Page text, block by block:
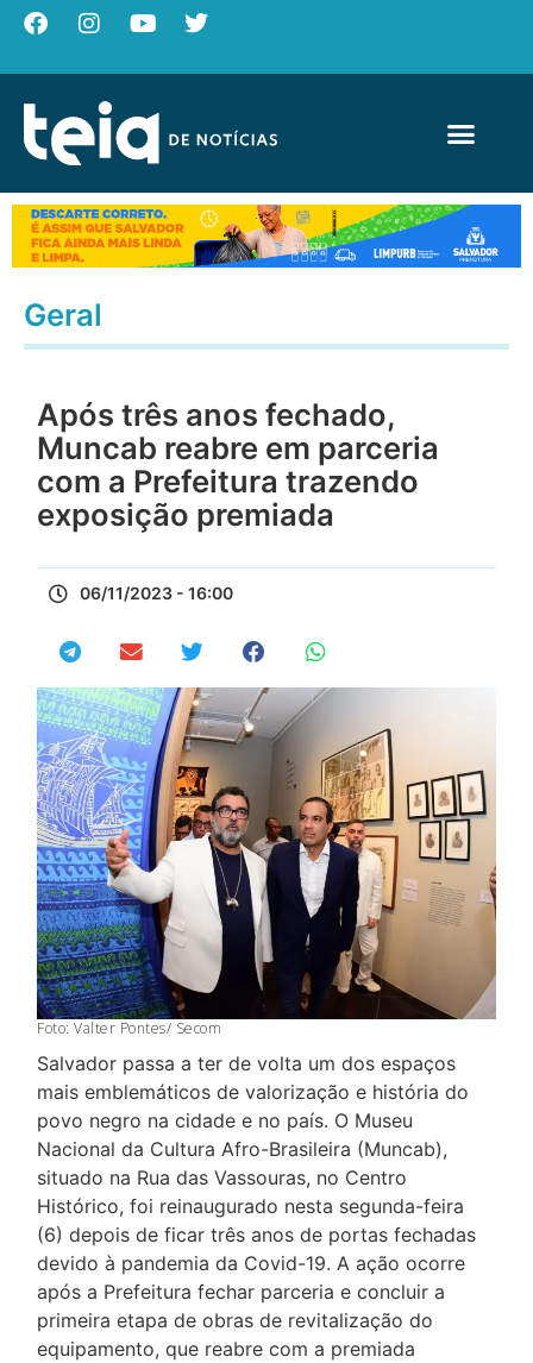
Geral
Após três anos fechado,
Muncab reabre em parceria
com a Prefeitura trazendo
exposição premiada
06/11/2023 - 16:00
Foto: Valter Pontes/ Secom
Salvador passa a ter de volta um dos espaços
mais emblemáticos de valorização e história do
povo negro na cidade e no país. O Museu
Nacional da Cultura Afro-Brasileira (Muncab),
situado na Rua das Vassouras, no Centro
Histórico, foi reinaugurado nesta segunda-feira
(6) depois de ficar três anos de portas fechadas
devido à pandemia da Covid-19. A ação ocorre
após a Prefeitura fechar parceria e concluir a
primeira etapa de obras de revitalização do
equipamento, que reabre com a premiada